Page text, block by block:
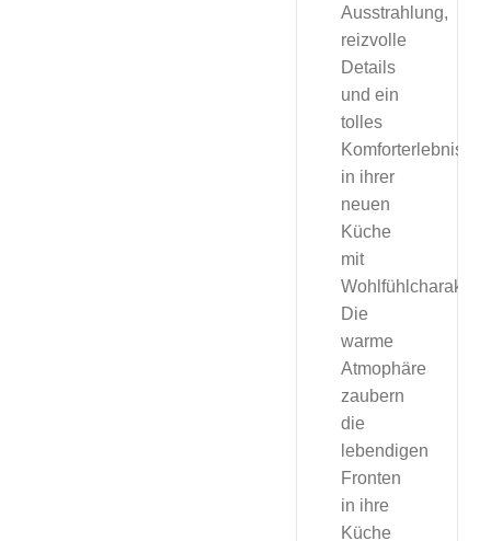
Ausstrahlung,
reizvolle
Details
und ein
tolles
Komforterlebnis
in ihrer
neuen
Küche
mit
Wohlfühlcharakter.
Die
warme
Atmophäre
zaubern
die
lebendigen
Fronten
in ihre
Küche